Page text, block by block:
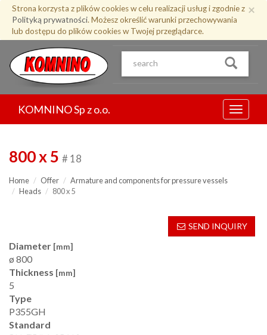
Przejdź
treści
×
Strona korzysta z plików cookies w celu realizacji usług i zgodnie z
Polityką prywatności. Możesz określić warunki przechowywania
lub dostępu do plików cookies w Twojej przeglądarce.
Menu
KOMNINO Sp z o.o.
800 x 5 # 18
Home Offer
Armature and components for pressure vessels
Heads
800 x 5
SEND INQUIRY
Diameter [mm]
ø 800
Thickness [mm]
5
Type
P355GH
Standard